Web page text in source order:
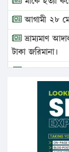
আগামী ২৮
ভ্রাম্যমাণ
টাকা জরিমানা।
এবার লঞ্চের
১৭ থেকে ২১
১৬ মে চাঁদপুর
উচ্চশিক্ষায়
পিএইচডি